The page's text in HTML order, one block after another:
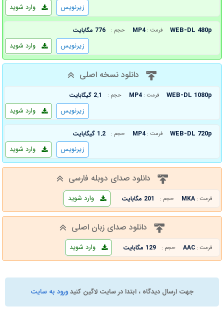
وارد شوید زیرنویس
WEB-DL 480p فرمت : MP4 حجم : 776 مگابایت
وارد شوید زیرنویس
دانلود نسخه اصلی
WEB-DL 1080p فرمت : MP4 حجم : 2.1 گیگابایت
وارد شوید زیرنویس
WEB-DL 720p فرمت : MP4 حجم : 1.2 گیگابایت
وارد شوید زیرنویس
دانلود صدای دوبله فارسی
فرمت : MKA حجم : 201 مگابایت وارد شوید
دانلود صدای زبان اصلی
فرمت : AAC حجم : 129 مگابایت وارد شوید
جهت ارسال دیدگاه ، ابتدا در سایت لاگین کنیدورود به سایت